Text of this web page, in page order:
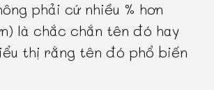
phải cứ nhiều % hơn
là chắc chắn tên đó hay
thị rằng tên đó phổ biến